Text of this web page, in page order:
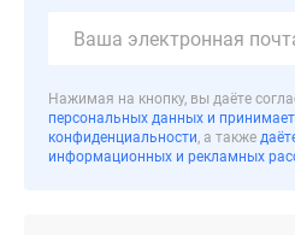
Москве
Программа
Нажимая на кнопку, вы даёте
персональных данных и
конфиденциальности, а также
информационных и рекламных